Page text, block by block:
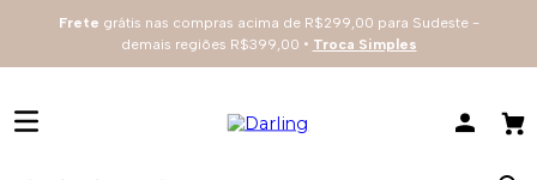
Frete grátis nas compras acima de R$299,00 para Sudeste -
demais regiões R$399,00 • Troca Simples